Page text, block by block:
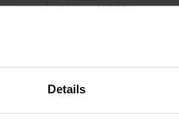
Details
Volvo XC60
Startpreis